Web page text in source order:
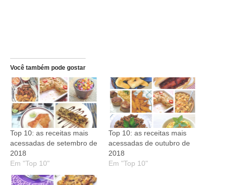
Você também pode gostar
Top 10: as receitas mais
acessadas de setembro de
2018
Em "Top 10"
Top 10: as receitas mais
acessadas de outubro de
2018
Em "Top 10"